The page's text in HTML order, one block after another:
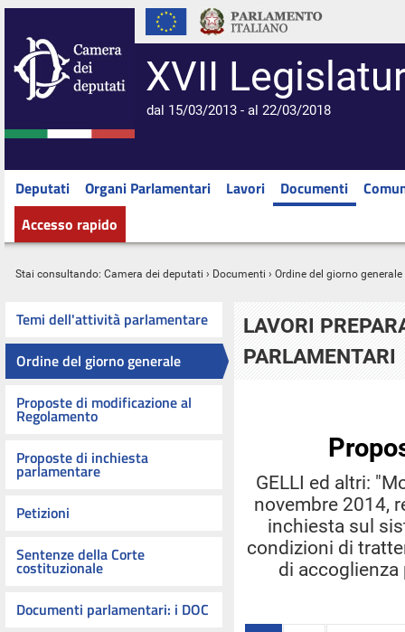
XVII
dal 15/03/2013 - al 22/03/2018
Deputati Organi Parlamentari Lavori Documenti
Accesso rapido
Stai consultando: Camera dei deputati › Documenti › Ordine del giorno generale
Temi dell'attività parlamentare
Ordine del giorno generale
Proposte di modificazione al
Regolamento
Proposte di inchiesta
parlamentare
Petizioni
Sentenze della Corte
costituzionale
Documenti parlamentari: i DOC
LAVORI
PARLAMENTARI
GELLI ed altri:
novembre 2014,
inchiesta sul
condizioni di
di